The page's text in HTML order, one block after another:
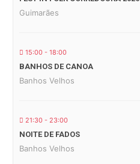
Guimarães
15:00 - 18:00
BANHOS DE CANOA
Banhos Velhos
21:30 - 23:00
NOITE DE FADOS
Banhos Velhos